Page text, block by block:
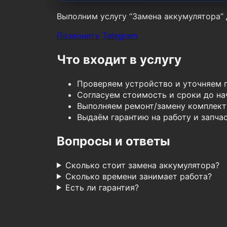
Выполним услугу “Замена
Позвонить Telegram
Что входит в услугу
Проверяем устройство и уточняем
Согласуем стоимость и сроки до
Выполняем ремонт/замену
Выдаём гарантию на работу и
Вопросы и ответы
Сколько стоит замена аккумулятора?
Сколько времени занимает работа?
Есть ли гарантия?